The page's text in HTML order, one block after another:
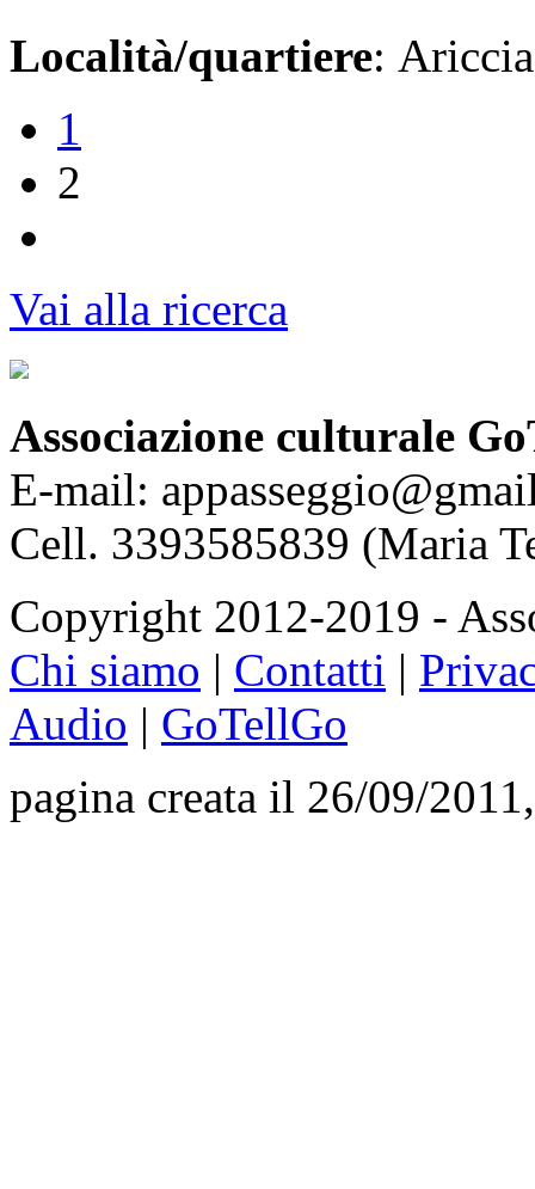
Località/quartiere: Ariccia
1
2
Vai alla ricerca
Associazione culturale
E-mail:
Cell. 3393585839 (Maria
Copyright 2012-2019 -
Chi siamo | Contatti |
Audio | GoTellGo
pagina creata il 26/09/